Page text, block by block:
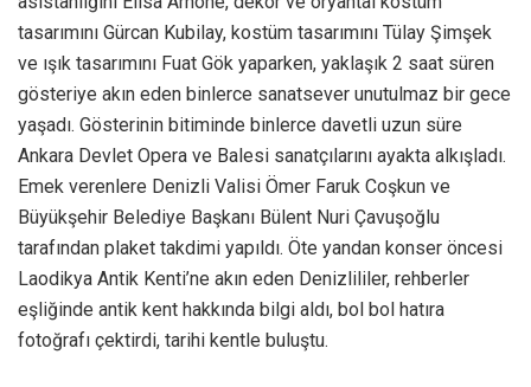
tasarımını Gürcan Kubilay, kostüm tasarımını Tülay Şimşek
ve ışık tasarımını Fuat Gök yaparken, yaklaşık 2 saat süren
gösteriye akın eden binlerce sanatsever unutulmaz bir gece
yaşadı. Gösterinin bitiminde binlerce davetli uzun süre
Ankara Devlet Opera ve Balesi sanatçılarını ayakta alkışladı.
Emek verenlere Denizli Valisi Ömer Faruk Coşkun ve
Büyükşehir Belediye Başkanı Bülent Nuri Çavuşoğlu
tarafından plaket takdimi yapıldı. Öte yandan konser öncesi
Laodikya Antik Kenti’ne akın eden Denizlililer, rehberler
eşliğinde antik kent hakkında bilgi aldı, bol bol hatıra
fotoğrafı çektirdi, tarihi kentle buluştu.